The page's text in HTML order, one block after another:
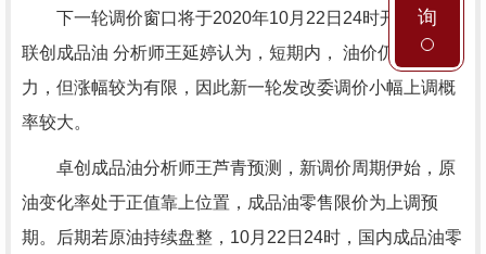
下一轮调价窗口将于2020年10月22日24时开启，金
联创成品油 分析师王延婷认为，短期内， 油价仍存上行动
力，但涨幅较为有限，因此新一轮发改委调价小幅上调概
率较大。
卓创成品油分析师王芦青预测，新调价周期伊始，原
油变化率处于正值靠上位置，成品油零售限价为上调预
期。后期若原油持续盘整，10月22日24时，国内成品油零
询